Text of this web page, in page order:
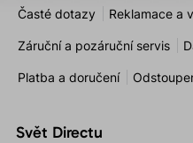
Časté dotazy Reklamace a
Záruční a pozáruční servis
Platba a doručení
Svět Directu